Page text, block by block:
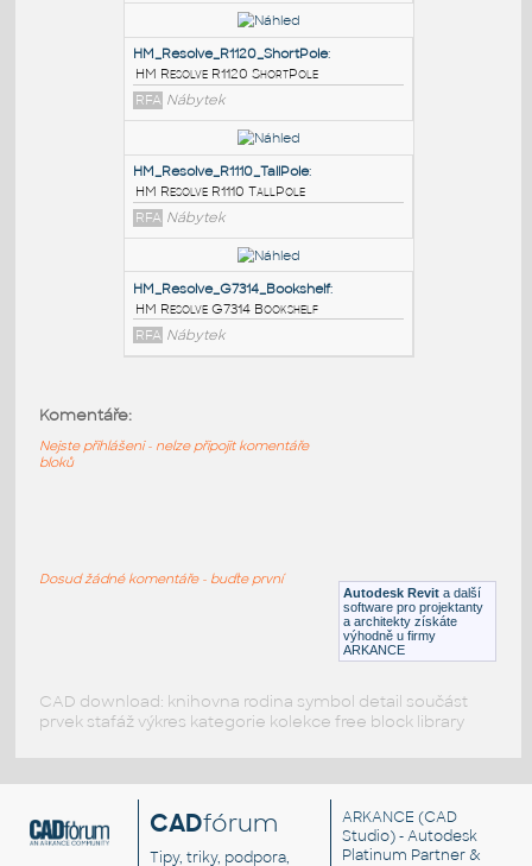
PODOBNÉ BLOKY
HM_Resolve_R1140_InLinePole
HM Resolve R1140 InLinePole
RFA Nábytek
HM_Resolve_R1120_ShortPole
HM Resolve R1120 ShortPole
RFA Nábytek
HM Resolve R1110 TallPole
HM Resolve G7314 BookshelfAutodesk Revit a další
software pro projektanty
a architekty získáte
výhodně u firmy
ARKANCE
Komentáře:
Nejste přihlášeni - nelze připojit komentáře
bloků
Dosud žádné komentáře - buďte první
CAD download: knihovna rodina symbol detail součást
prvek stafáž výkres kategorie kolekce free block library
CADfórum
Tipy, triky, podpora,
ARKANCE (CAD
Studio) - Autodesk
Platinum Partner &